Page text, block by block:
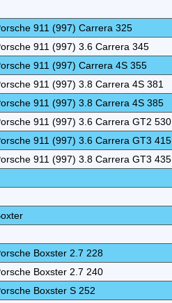
911 (997) Carrera 325
911 (997) 3.6 Carrera 345
911 (997) Carrera 4S 355
911 (997) 3.8 Carrera 4S 381
911 (997) 3.8 Carrera 4S 385
911 (997) 3.6 Carrera GT2 530
911 (997) 3.6 Carrera GT3 415
911 (997) 3.8 Carrera GT3 435
Boxster 2.7 228
Boxster 2.7 240
Boxster S 252